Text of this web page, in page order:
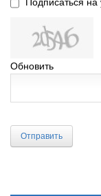
Подписаться
Обновить
Отправить